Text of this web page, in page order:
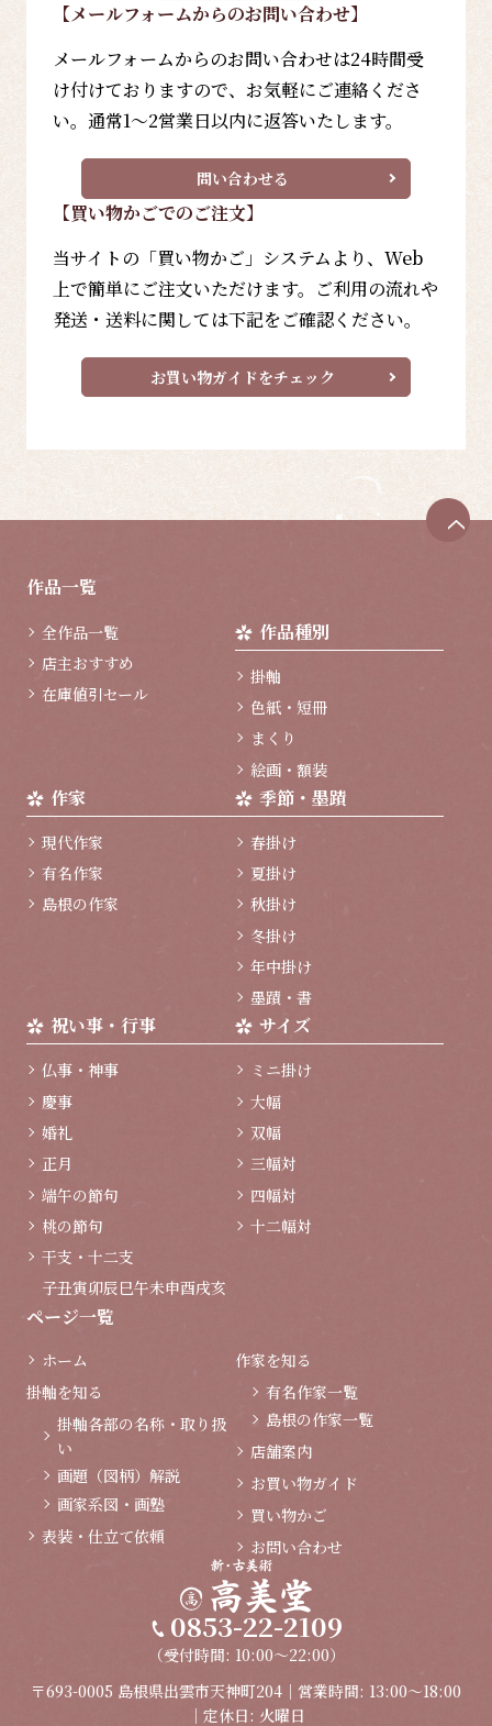
【メールフォームからのお問い合わせ】
メールフォームからのお問い合わせは24時間受
け付けておりますので、お気軽にご連絡くださ
い。通常1～2営業日以内に返答いたします。
問い合わせる
【買い物かごでのご注文】
当サイトの「買い物かご」システムより、Web
上で簡単にご注文いただけます。ご利用の流れや
発送・送料に関しては下記をご確認ください。
お買い物ガイドをチェック
作品一覧
全作品一覧
店主おすすめ
在庫値引セール
作品種別
掛軸
色紙・短冊
まくり
絵画・額装
作家
現代作家
有名作家
島根の作家
季節・墨蹟
春掛け
夏掛け
秋掛け
冬掛け
年中掛け
墨蹟・書
祝い事・行事
仏事・神事
慶事
婚礼
正月
端午の節句
桃の節句
干支・十二支
子丑寅卯辰巳午未申酉戌亥
サイズ
ミニ掛け
大幅
双幅
三幅対
四幅対
十二幅対
ページ一覧
ホーム
掛軸を知る
掛軸各部の名称・取り扱
い
画題（図柄）解説
画家系図・画塾
表装・仕立て依頼
作家を知る
有名作家一覧
島根の作家一覧
店舗案内
お買い物ガイド
買い物かご
お問い合わせ
0853-22-2109
（受付時間: 10:00～22:00）
〒693-0005 島根県出雲市天神町204｜営業時間: 13:00～18:00
｜定休日: 火曜日
ペ